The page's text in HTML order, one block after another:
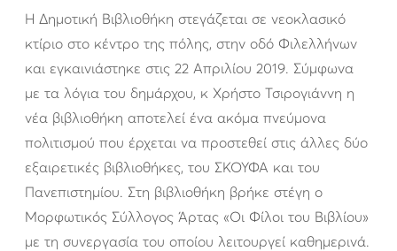
Η Δημοτική Βιβλιοθήκη στεγάζεται σε νεοκλασικό
κτίριο στο κέντρο της πόλης, στην οδό Φιλελλήνων
και εγκαινιάστηκε στις 22 Απριλίου 2019. Σύμφωνα
με τα λόγια του δημάρχου, κ Χρήστο Τσιρογιάννη η
νέα βιβλιοθήκη αποτελεί ένα ακόμα πνεύμονα
πολιτισμού που έρχεται να προστεθεί στις άλλες δύο
εξαιρετικές βιβλιοθήκες, του ΣΚΟΥΦΑ και του
Πανεπιστημίου. Στη βιβλιοθήκη βρήκε στέγη ο
Μορφωτικός Σύλλογος Άρτας «Οι Φίλοι του Βιβλίου»
με τη συνεργασία του οποίου λειτουργεί καθημερινά.